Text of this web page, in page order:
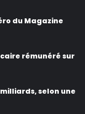
du Magazine
rémunéré sur
selon une